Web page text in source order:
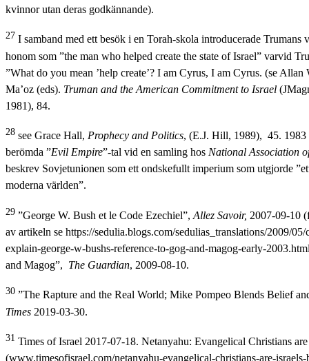
kvinnor utan deras godkännande).
27 I samband med ett besök i en Torah-skola introducerade Trumans
honom som ”the man who helped create the state of Israel” varvid
”What do you mean ’help create’? I am Cyrus, I am Cyrus. (se Allan
Ma’oz (eds). Truman and the American Commitment to Israel
1981), 84.
28 see Grace Hall, Prophecy and Politics, (E.J. Hill, 1989), 45. 1983
berömda ”Evil Empire”-tal vid en samling hos National Association
beskrev Sovjetunionen som ett ondskefullt imperium som utgjorde
moderna världen”.
29 ”George W. Bush et le Code Ezechiel”,Allez Savoir, 2007-09-10
av artikeln se https://sedulia.blogs.com/sedulias_translations/2009/
explain-george-w-bushs-reference-to-gog-and-magog-early-
and Magog”, The Guardian, 2009-08-10.
30 ”The Rapture and the Real World; Mike Pompeo Blends Belief
Times 2019-03-30.
31 Times of Israel 2017-07-18. Netanyahu: Evangelical Christians are